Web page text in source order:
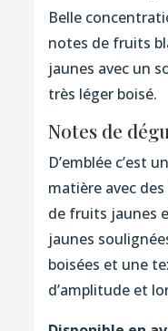
Belle
notes de fruits
jaunes avec un
très léger boisé.
Notes de
D’emblée c’est
matière avec
de fruits jaunes
jaunes
boisées et une
d’amplitude et